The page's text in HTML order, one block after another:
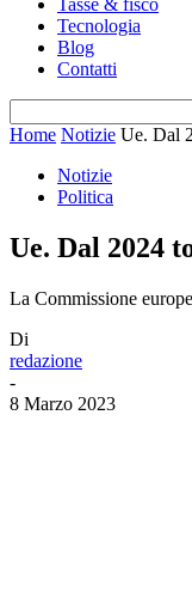
Tasse & fisco
Tecnologia
Blog
Contatti
Home Notizie Ue. Dal
Notizie
Politica
Ue. Dal 2024
La Commissione
Di
redazione
-
8 Marzo 2023